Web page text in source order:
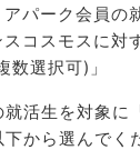
パーク会員の
コスモスに対
数選択可)」
活生を対象に
から選んでく